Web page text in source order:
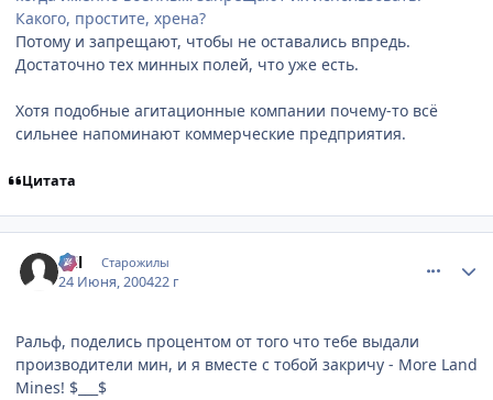
Какого, простите, хрена?
Потому и запрещают, чтобы не оставались впредь.
Достаточно тех минных полей, что уже есть.
Хотя подобные агитационные компании почему-то всё
сильнее напоминают коммерческие предприятия.
Цитата
Stil Старожилы
24 Июня, 200422 г
Ральф, поделись процентом от того что тебе выдали
производители мин, и я вместе с тобой закричу - More Land
Mines! $___$